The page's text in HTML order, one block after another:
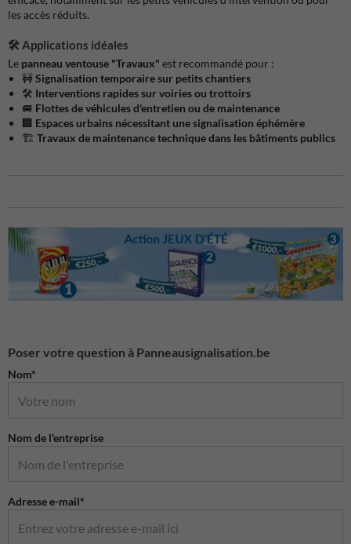
les accès réduits.
🛠️ Applications idéales
Le panneau ventouse "Travaux" est recommandé pour :
🚧Signalisation temporaire sur petits chantiers
🛠️ Interventions rapides sur voiries ou trottoirs
🚐 Flottes de véhicules d'entretien ou de maintenance
🏢 Espaces urbains nécessitant une signalisation éphémère
🏗️ Travaux de maintenance technique dans les bâtiments publics
Poser votre question à Panneausignalisation.be
Nom*
Nom de l'entreprise
Adresse e-mail*